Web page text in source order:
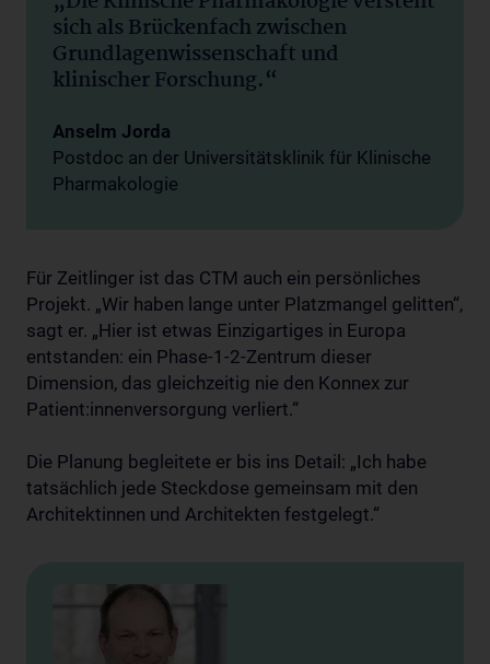
sich als Brückenfach zwischen
Grundlagenwissenschaft und
klinischer Forschung.“
Anselm Jorda
Postdoc an der Universitätsklinik für Klinische
Pharmakologie
Für Zeitlinger ist das CTM auch ein persönliches
Projekt. „Wir haben lange unter Platzmangel gelitten“,
sagt er. „Hier ist etwas Einzigartiges in Europa
entstanden: ein Phase-1-2-Zentrum dieser
Dimension, das gleichzeitig nie den Konnex zur
Patient:innenversorgung verliert.“
Die Planung begleitete er bis ins Detail: „Ich habe
tatsächlich jede Steckdose gemeinsam mit den
Architektinnen und Architekten festgelegt.“